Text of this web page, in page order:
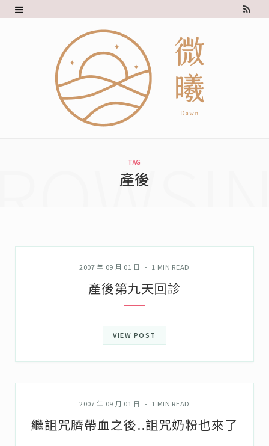
R
TAG
產後
2007 年 09 月 01 日 1 MIN READ
產後第九天回診
VIEW POST
2007 年 09 月 01 日 1 MIN READ
繼詛咒臍帶血之後..詛咒奶粉也來了